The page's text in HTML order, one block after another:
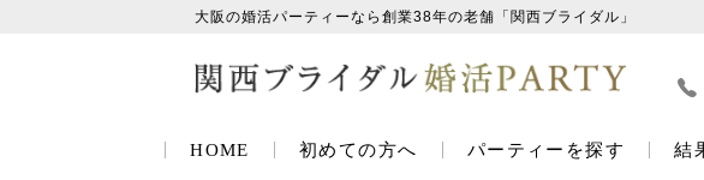
大阪の婚活パーティーなら創業38年の老舗「関西ブライダル」
HOME 初めての方へ パーティーを探す 結